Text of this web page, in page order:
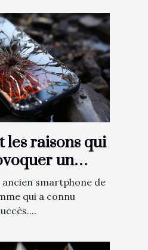
les raisons qui
un
au
d’un
ancien smartphone de
qui a connu